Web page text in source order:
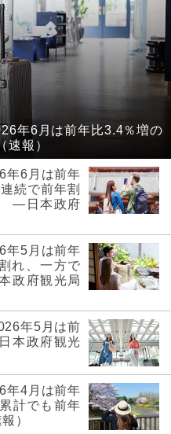
年6月は前年比3.4％増の
報）
年6月は前年
続で前年割
―日本政府
年5月は前年
れ、一方で
政府観光局
年5月は前
本政府観光
年4月は前年
計でも前年
）